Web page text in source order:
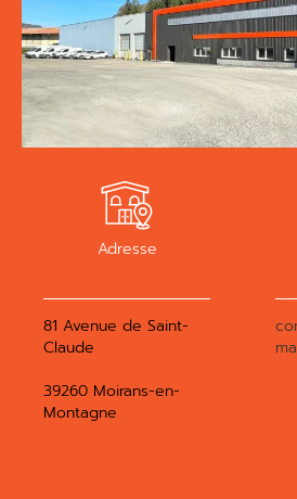
Adresse
81 Avenue de Saint-
Claude
39260 Moirans-en-
Montagne